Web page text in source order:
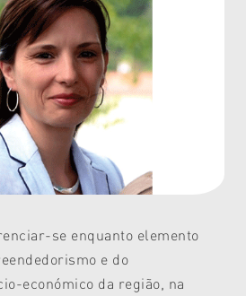
se enquanto elemento
e do
económico da região, na